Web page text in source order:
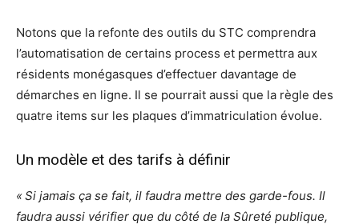
Notons que la refonte des outils du STC comprendra
l’automatisation de certains process et permettra aux
résidents monégasques d’effectuer davantage de
démarches en ligne. Il se pourrait aussi que la règle des
quatre items sur les plaques d’immatriculation évolue.
Un modèle et des tarifs à définir
« Si jamais ça se fait, il faudra mettre des garde-fous. Il
faudra aussi vérifier que du côté de la Sûreté publique,